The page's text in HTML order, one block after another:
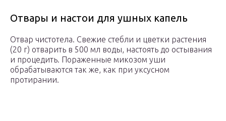
Отвары и настои для ушных капель
Отвар чистотела. Свежие стебли и цветки растения
(20 г) отварить в 500 мл воды, настоять до остывания
и процедить. Пораженные микозом уши
обрабатываются так же, как при уксусном
протирании.